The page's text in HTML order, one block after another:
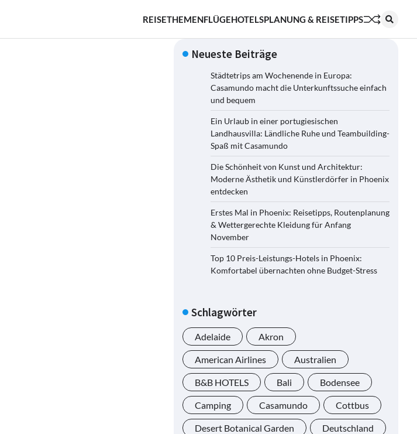
REISETHEMENFLÜGEHOTELSPLANUNG & REISETIPPS
Neueste Beiträge
Städtetrips am Wochenende in Europa:
Casamundo macht die Unterkunftssuche einfach
und bequem
Ein Urlaub in einer portugiesischen
Landhausvilla: Ländliche Ruhe und Teambuilding-
Spaß mit Casamundo
Die Schönheit von Kunst und Architektur:
Moderne Ästhetik und Künstlerdörfer in Phoenix
entdecken
Erstes Mal in Phoenix: Reisetipps, Routenplanung
& Wettergerechte Kleidung für Anfang
November
Top 10 Preis-Leistungs-Hotels in Phoenix:
Komfortabel übernachten ohne Budget-Stress
Schlagwörter
Adelaide Akron
American Airlines Australien
B&B HOTELS Bali Bodensee
Camping Casamundo Cottbus
Desert Botanical Garden Deutschland